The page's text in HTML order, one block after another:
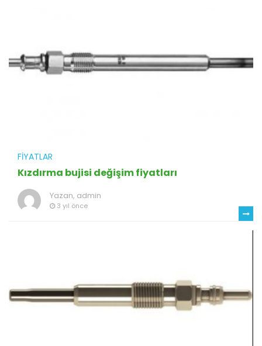
FIYATLAR
Kızdırma bujisi değişim fiyatları
Yazan, admin
3 yıl önce